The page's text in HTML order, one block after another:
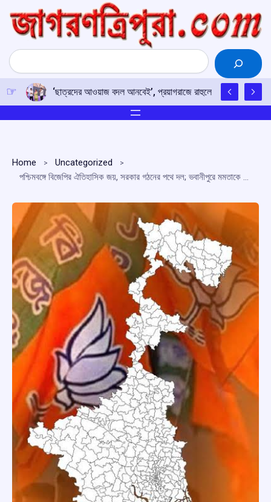
content
Search
‘ছাত্রদের আওয়াজ বদল আনবেই’, প্রয়াগরাজে রাহুলের হুঙ্কার
Home
Uncategorized
পশ্চিমবঙ্গে বিজেপির ঐতিহাসিক জয়, সরকার গঠনের পথে দল; ভবানীপুরে মমতাকে হারালেন শুভেন্দু